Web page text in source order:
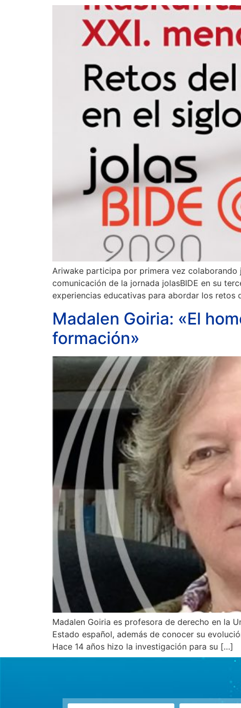
Ariwake participa por primera vez colaborando
comunicación de la jornada jolasBIDE en su
experiencias educativas para abordar los retos
Madalen Goiria: «El
formación»
Madalen Goiria es profesora de derecho en la
Estado español, además de conocer su
Hace 14 años hizo la investigación para su […]